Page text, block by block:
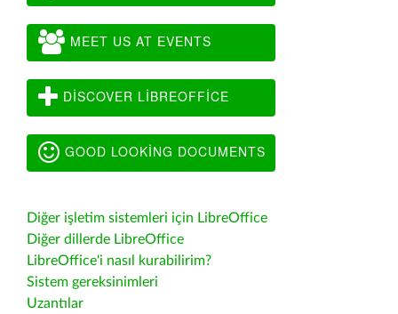
MEET US AT EVENTS
DISCOVER LIBREOFFICE
GOOD LOOKING DOCUMENTS
Diğer işletim sistemleri için LibreOffice
Diğer dillerde LibreOffice
LibreOffice'i nasıl kurabilirim?
Sistem gereksinimleri
Uzantılar